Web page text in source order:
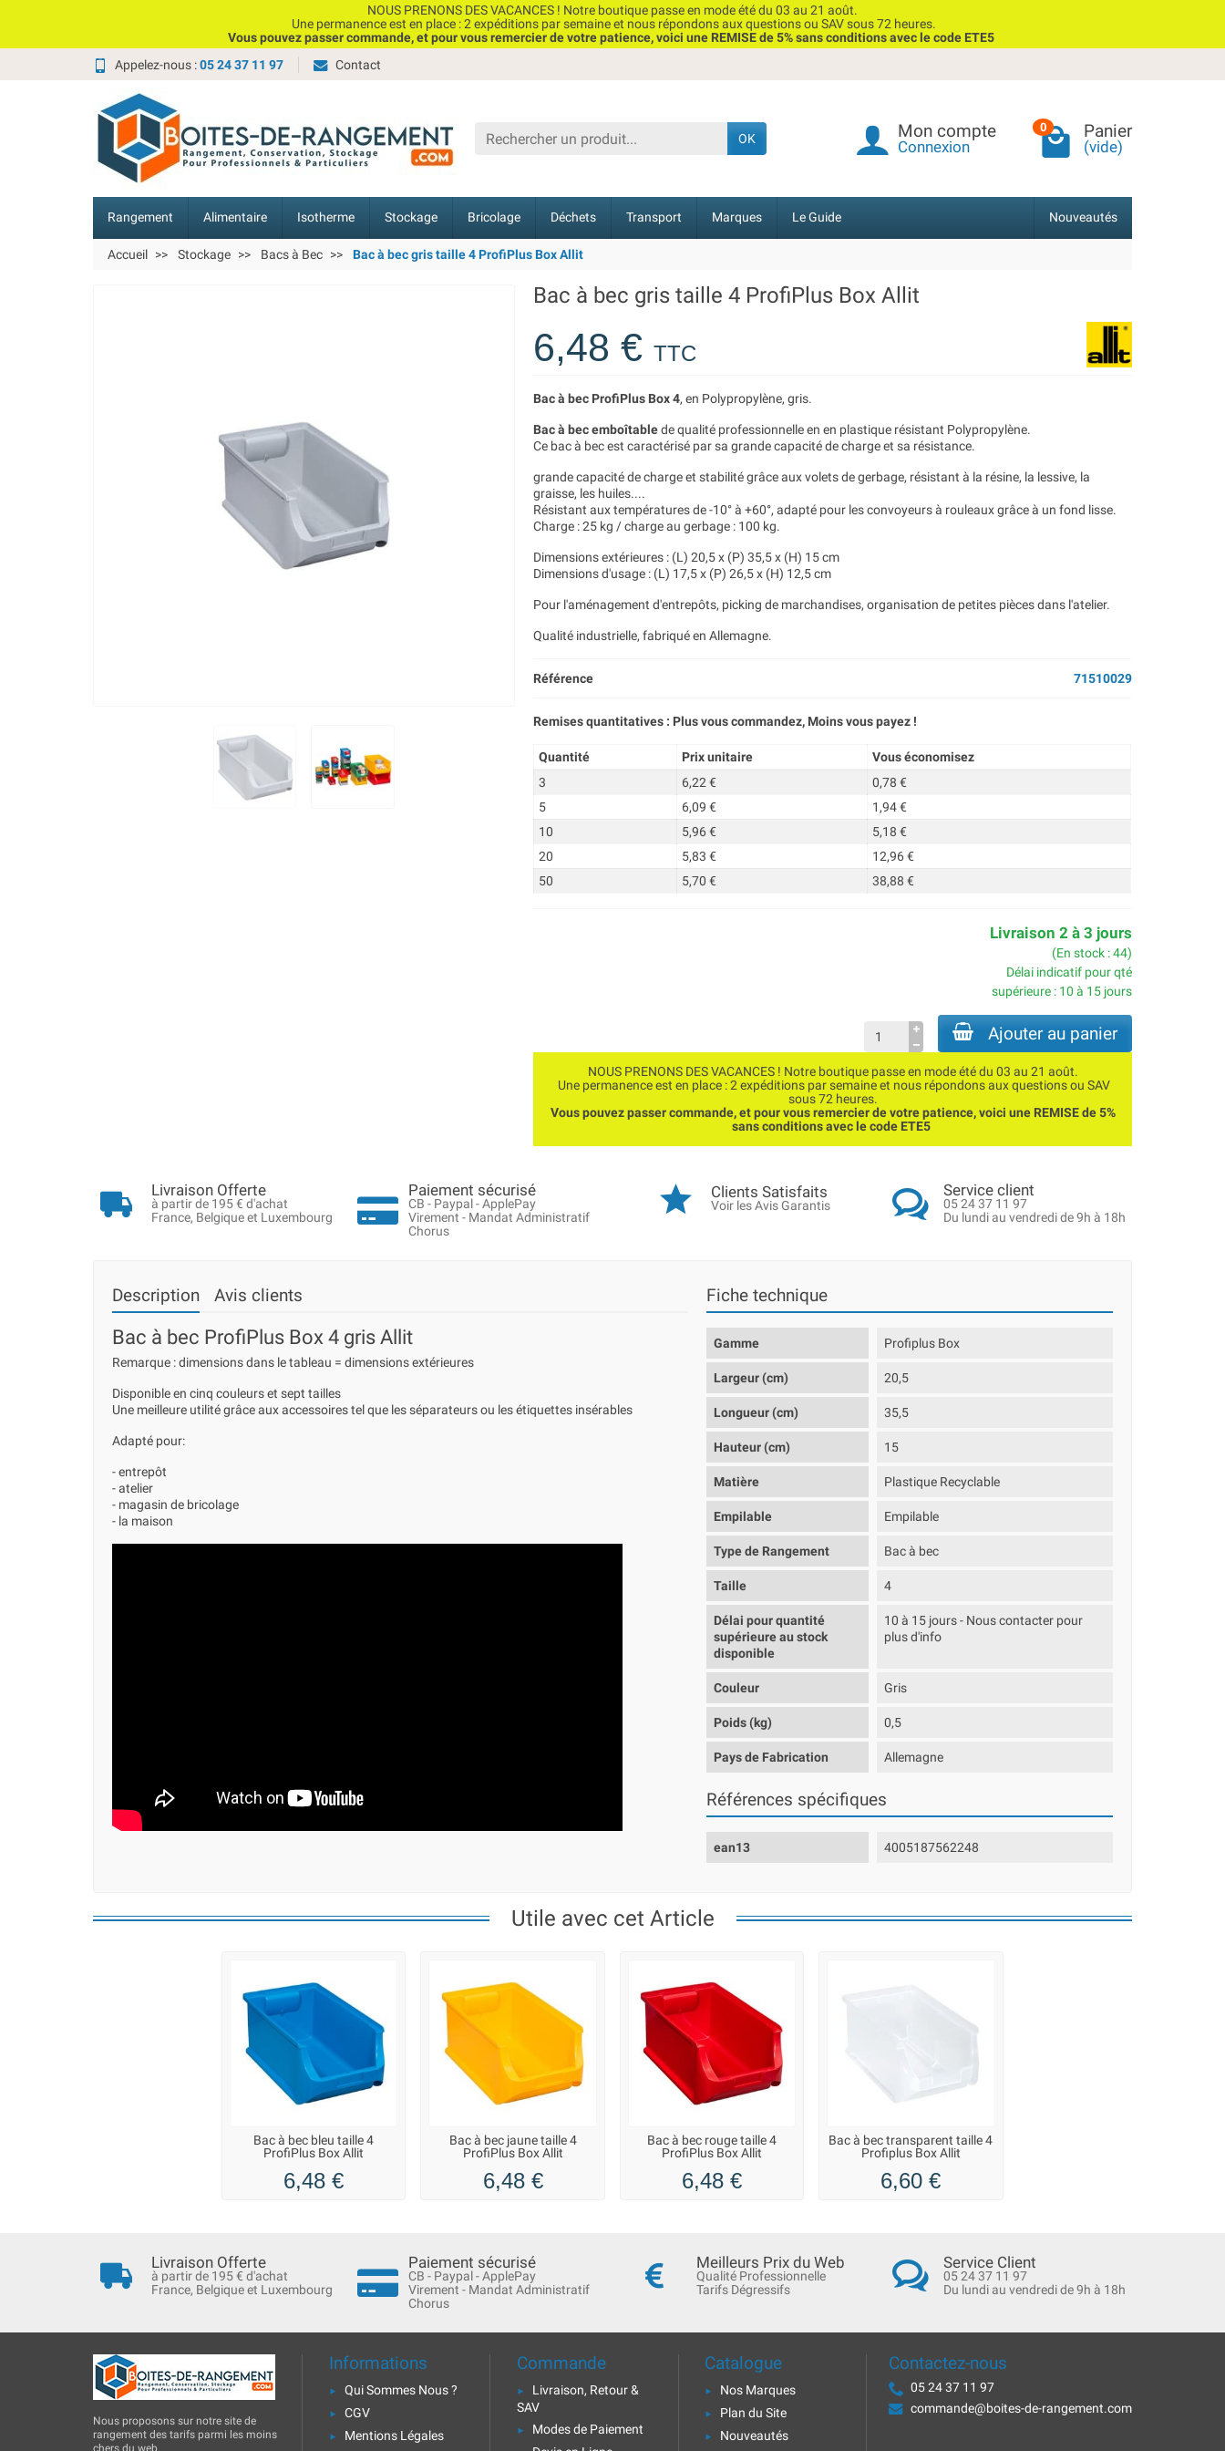
NOUS PRENONS DES VACANCES ! Notre boutique passe en mode été du 03 au 21 août.
Une permanence est en place : 2 expéditions par semaine et nous répondons aux questions ou SAV sous 72 heures.
Vous pouvez passer commande, et pour vous remercier de votre patience, voici une REMISE de 5% sans conditions avec le code ETE5
Appelez-nous :05 24 37 11 97 Contact
OK Mon compte
Connexion
0 Panier
(vide)
Rangement Alimentaire Isotherme Stockage Bricolage Déchets Transport Marques Le Guide Nouveautés
Accueil Stockage Bacs à Bec Bac à bec gris taille 4 ProfiPlus Box Allit
Bac à bec gris taille 4 ProfiPlus Box Allit
6,48 €TTC
Bac à bec ProfiPlus Box 4, en Polypropylène, gris.
Bac à bec emboîtablede qualité professionnelle en en plastique résistant Polypropylène.
Ce bac à bec est caractérisé par sa grande capacité de charge et sa résistance.
grande capacité de charge et stabilité grâce aux volets de gerbage, résistant à la résine, la lessive, la
graisse, les huiles....
Résistant aux températures de -10° à +60°, adapté pour les convoyeurs à rouleaux grâce à un fond lisse.
Charge : 25 kg / charge au gerbage : 100 kg.
Dimensions extérieures : (L) 20,5 x (P) 35,5 x (H) 15 cm
Dimensions d'usage : (L) 17,5 x (P) 26,5 x (H) 12,5 cm
Pour l'aménagement d'entrepôts, picking de marchandises, organisation de petites pièces dans l'atelier.
Qualité industrielle, fabriqué en Allemagne.
Référence 71510029
Remises quantitatives : Plus vous commandez, Moins vous payez !
Quantité Prix unitaire
Vous économisez
3
6,22 €
0,78 €
5
6,09 €
1,94 €
10
5,96 €
5,18 €
20
5,83 €
12,96 €
50
5,70 € 38,88 €
Livraison 2 à 3 jours
(En stock : 44)
Délai indicatif pour qté
supérieure : 10 à 15 jours
Ajouter au panier
NOUS PRENONS DES VACANCES ! Notre boutique passe en mode été du 03 au 21 août.
Une permanence est en place : 2 expéditions par semaine et nous répondons aux questions ou SAV
sous 72 heures.
Vous pouvez passer commande, et pour vous remercier de votre patience, voici une REMISE de 5%
sans conditions avec le code ETE5
Livraison Offerte
à partir de 195 € d'achat
France, Belgique et Luxembourg
Paiement sécurisé
CB - Paypal - ApplePay
Virement - Mandat Administratif
Chorus
Clients Satisfaits
Voir les Avis Garantis
Service client
05 24 37 11 97
Du lundi au vendredi de 9h à 18h
Description Avis clients
Bac à bec ProfiPlus Box 4 gris Allit
Remarque : dimensions dans le tableau = dimensions extérieures
Disponible en cinq couleurs et sept tailles
Une meilleure utilité grâce aux accessoires tel que les séparateurs ou les étiquettes insérables
Adapté pour:
- entrepôt
- atelier
- magasin de bricolage
- la maison
Fiche technique
Gamme Profiplus Box
Largeur (cm) 20,5
Longueur (cm) 35,5
Hauteur (cm) 15
Matière Plastique Recyclable
Empilable Empilable
Type de Rangement Bac à bec
Taille 4
Délai pour quantité
supérieure au stock
disponible
10 à 15 jours - Nous contacter pour
plus d'info
Couleur Gris
Poids (kg) 0,5
Pays de Fabrication Allemagne
Références spécifiques
ean13 4005187562248
Utile avec cet Article
Bac à bec bleu taille 4
ProfiPlus Box Allit
6,48 €
Bac à bec jaune taille 4
ProfiPlus Box Allit
6,48 €
Bac à bec rouge taille 4
ProfiPlus Box Allit
6,48 €
Bac à bec transparent taille 4
Profiplus Box Allit
6,60 €
Livraison Offerte
à partir de 195 € d'achat
France, Belgique et Luxembourg
Paiement sécurisé
CB - Paypal - ApplePay
Virement - Mandat Administratif
Chorus
Meilleurs Prix du Web
Qualité Professionnelle
Tarifs Dégressifs
Service Client
05 24 37 11 97
Du lundi au vendredi de 9h à 18h
Nous proposons sur notre site de
rangement des tarifs parmi les moins
chers du web.
Informations
Qui Sommes Nous ?
CGV
Mentions Légales
Commande
Livraison, Retour &
SAV
Modes de Paiement
Catalogue
Nos Marques
Plan du Site
Nouveautés
Contactez-nous
05 24 37 11 97
commande@boites-de-rangement.com